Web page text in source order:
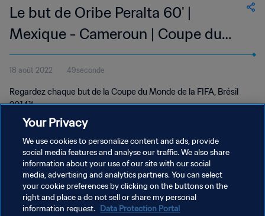
Le but de Oribe Peralta 60' |
Mexique - Cameroun | Coupe du
Monde de la FIFA, Brésil 2014™
18 août 2022 49seconde
Regardez chaque but de la Coupe du Monde de la FIFA, Brésil
2014™.
POLITIQUE DE CONFIDENTIALITÉ
CONDITIONS D'UTILISATION
Your Privacy
We use cookies to personalize content and ads, provide
social media features and analyse our traffic. We also share
information about your use of our site with our social
media, advertising and analytics partners. You can select
your cookie preferences by clicking on the buttons on the
right and place a do not sell or share my personal
information request. Data Protection Portal